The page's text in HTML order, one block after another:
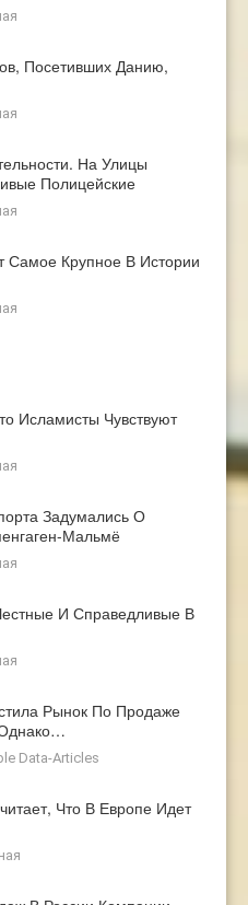
Посетивших Данию,
На Улицы
Полицейские
Самое Крупное В Истории
Исламисты Чувствуют
Задумались О
Мальмё
И Справедливые В
Рынок По Продаже
Data-Articles
Что В Европе Идет